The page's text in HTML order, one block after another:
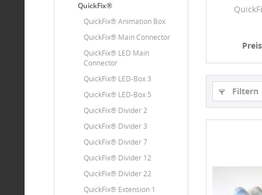
QuickFix®
QuickFix® Animation Box
QuickFix® Main Connector
QuickFix® LED Main
Connector
QuickFix® LED-Box 3
QuickFix® LED-Box 5
QuickFix® Divider 2
QuickFix® Divider 3
QuickFix® Divider 7
QuickFix® Divider 12
QuickFix® Divider 22
QuickFix® Extension 1
Filtern